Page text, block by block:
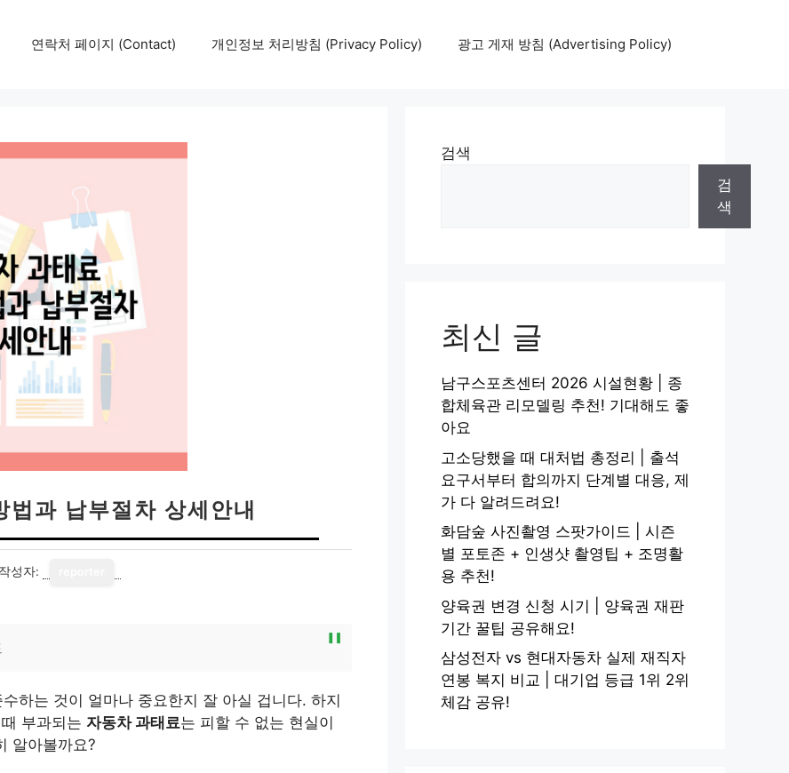
연락처 페이지 (Contact) 개인정보 처리방침 (Privacy Policy) 광고 게재 방침 (Advertising Policy)
과 납부절차 상세안내
작성자:
하는 것이 얼마나 중요한지 잘 아실 겁니다. 하지
부과되는 자동차 과태료는 피할 수 없는 현실이
알아볼까요?
검색
검
색
최신 글
남구스포츠센터 2026 시설현황 | 종
합체육관 리모델링 추천! 기대해도 좋
아요
고소당했을 때 대처법 총정리 | 출석
요구서부터 합의까지 단계별 대응, 제
가 다 알려드려요!
화담숲 사진촬영 스팟가이드 | 시즌
별 포토존 + 인생샷 촬영팁 + 조명활
용 추천!
양육권 변경 신청 시기 | 양육권 재판
기간 꿀팁 공유해요!
삼성전자 vs 현대자동차 실제 재직자
연봉 복지 비교 | 대기업 등급 1위 2위
체감 공유!